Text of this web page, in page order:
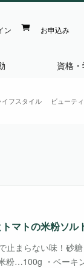
ン お申込み
資格
イフスタイル ビューテ
マトの米粉ソル
まらない味！砂糖
粉…100g ・ベーキ